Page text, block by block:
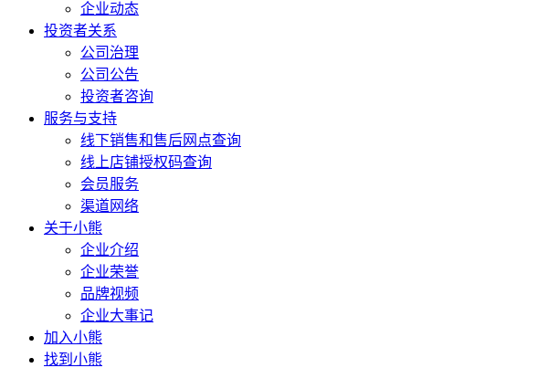
企业动态
投资者关系
公司治理
公司公告
投资者咨询
服务与支持
线下销售和售后网点查询
线上店铺授权码查询
会员服务
渠道网络
关于小熊
企业介绍
企业荣誉
品牌视频
企业大事记
加入小熊
找到小熊